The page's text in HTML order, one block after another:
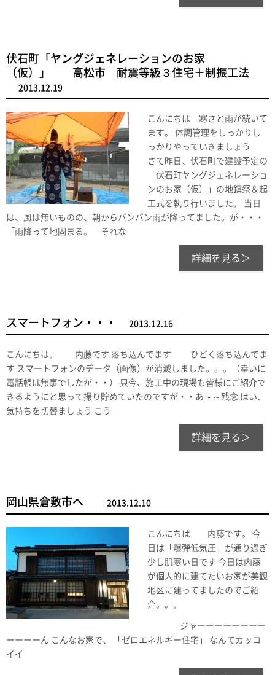
伏石町「ヤングジェネレーションのお家
（仮）」 高松市 耐震等級３住宅＋制振工法
2013.12.19
こんにちは 寒さと雨が続いて
ます。 体調管理をしっかりし
っかりやっていきましょう
さて昨日、伏石町で建設予定の
「伏石町ヤングジェネレーショ
ンのお家（仮）」の地鎮祭＆起
工式を執り行いました。 当日
は、風は無いものの、朝からバンバン雨が降ってました。が・・・
「雨降って地固まる。 それな
詳細を見る＞
スマートフォン・・・ 2013.12.16
こんにちは。 内藤です 落ち込んでます ひどく落ち込んでま
す スマートフォンのデータ（画像）が消滅しました。。。（幸いに
電話帳は無事でしたが・・） 只今、施工中の現場も皆様にご紹介で
きるようにと思って撮り貯めていたのですが・・あ～～残念 はい、
気持ちを切替ましょう こう
詳細を見る＞
岡山県倉敷市へ 2013.12.10
こんにちは 内藤です。 今
日は「爆弾低気圧」が通り過ぎ
少し肌寒い日です 今日は内藤
が個人的に建てたいお家が美観
地区に建ってましたのでご紹
介。。。
ジャーーーーーーーー
ーーーーん こんなお家で、 「ゼロエネルギー住宅」 なんてカッコ
イイ